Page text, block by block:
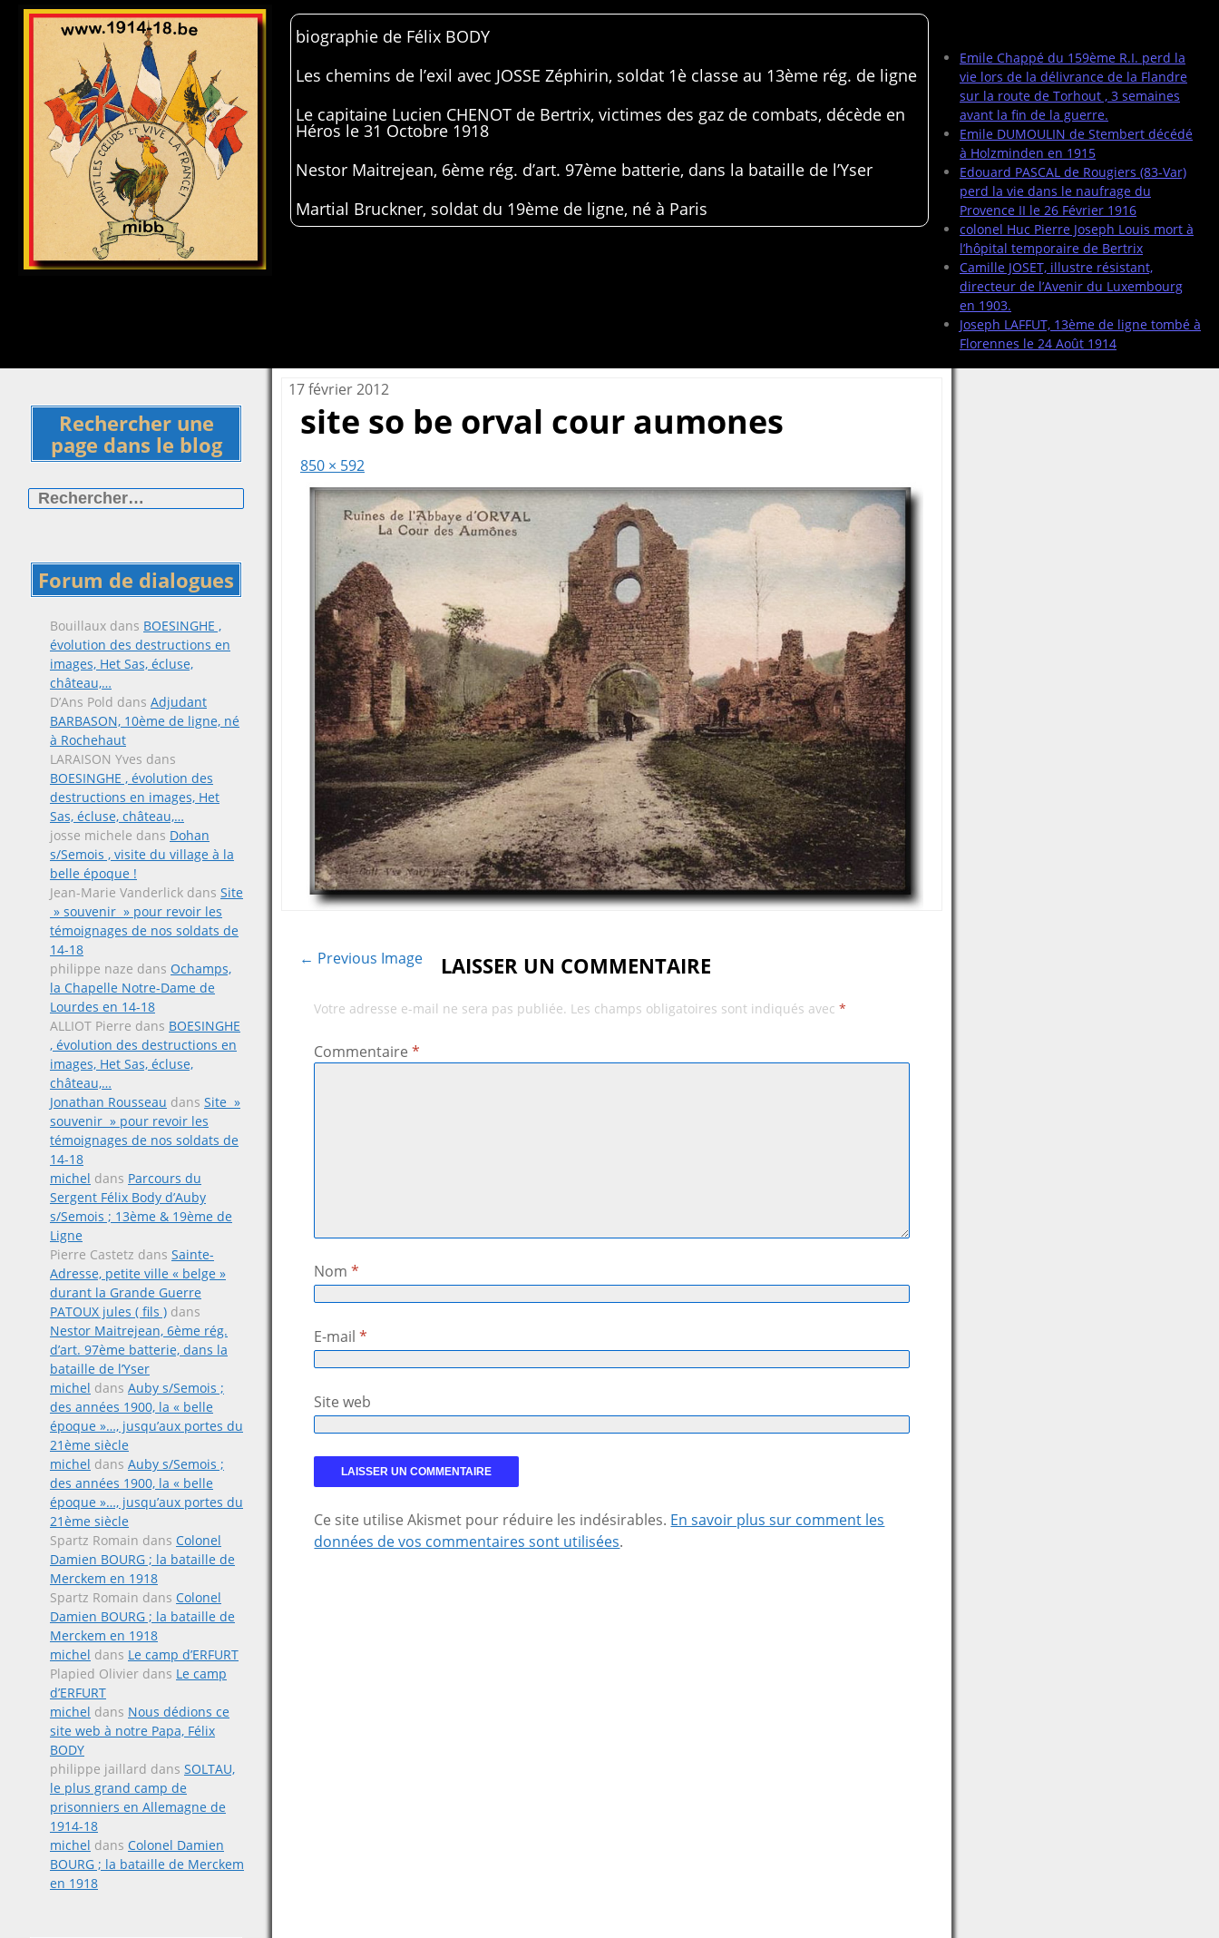
Emile Chappé du 159ème R.I. perd la
vie lors de la délivrance de la Flandre
sur la route de Torhout , 3 semaines
avant la fin de la guerre.
Emile DUMOULIN de Stembert décédé
à Holzminden en 1915
Edouard PASCAL de Rougiers (83-Var)
perd la vie dans le naufrage du
Provence II le 26 Février 1916
colonel Huc Pierre Joseph Louis mort à
l’hôpital temporaire de Bertrix
Camille JOSET, illustre résistant,
directeur de l’Avenir du Luxembourg
en 1903.
Joseph LAFFUT, 13ème de ligne tombé à
Florennes le 24 Août 1914
biographie de Félix BODY
Les chemins de l’exil avec JOSSE Zéphirin, soldat 1è classe au 13ème rég. de ligne
Le capitaine Lucien CHENOT de Bertrix, victimes des gaz de combats, décède en
Héros le 31 Octobre 1918
Nestor Maitrejean, 6ème rég. d’art. 97ème batterie, dans la bataille de l’Yser
Martial Bruckner, soldat du 19ème de ligne, né à Paris
Rechercher une
page dans le blog
Forum de dialogues
Bouillaux dans BOESINGHE ,
évolution des destructions en
images, Het Sas, écluse,
château,…
D’Ans Pold dans Adjudant
BARBASON, 10ème de ligne, né
à Rochehaut
LARAISON Yves dans
BOESINGHE , évolution des
destructions en images, Het
Sas, écluse, château,…
josse michele dans Dohan
s/Semois , visite du village à la
belle époque !
Jean-Marie Vanderlick dans Site
» souvenir » pour revoir les
témoignages de nos soldats de
14-18
philippe naze dans Ochamps,
la Chapelle Notre-Dame de
Lourdes en 14-18
ALLIOT Pierre dans BOESINGHE
, évolution des destructions en
images, Het Sas, écluse,
château,…
Jonathan Rousseau dans Site »
souvenir » pour revoir les
témoignages de nos soldats de
14-18
michel dans Parcours du
Sergent Félix Body d’Auby
s/Semois ; 13ème & 19ème de
Ligne
Pierre Castetz dans Sainte-
Adresse, petite ville « belge »
durant la Grande Guerre
PATOUX jules ( fils ) dans
Nestor Maitrejean, 6ème rég.
d’art. 97ème batterie, dans la
bataille de l’Yser
michel dans Auby s/Semois ;
des années 1900, la « belle
époque »…, jusqu’aux portes du
21ème siècle
michel dans Auby s/Semois ;
des années 1900, la « belle
époque »…, jusqu’aux portes du
21ème siècle
Spartz Romain dans Colonel
Damien BOURG ; la bataille de
Merckem en 1918
Spartz Romain dans Colonel
Damien BOURG ; la bataille de
Merckem en 1918
michel dans Le camp d’ERFURT
Plapied Olivier dans Le camp
d’ERFURT
michel dans Nous dédions ce
site web à notre Papa, Félix
BODY
philippe jaillard dans SOLTAU,
le plus grand camp de
prisonniers en Allemagne de
1914-18
michel dans Colonel Damien
BOURG ; la bataille de Merckem
en 1918
17 février 2012
site so be orval cour aumones
850 × 592
← Previous Image LAISSER UN COMMENTAIRE
Votre adresse e-mail ne sera pas publiée. Les champs obligatoires sont indiqués avec*
Commentaire*
Nom*
E-mail*
Site web
Ce site utilise Akismet pour réduire les indésirables. En savoir plus sur comment les
données de vos commentaires sont utilisées.